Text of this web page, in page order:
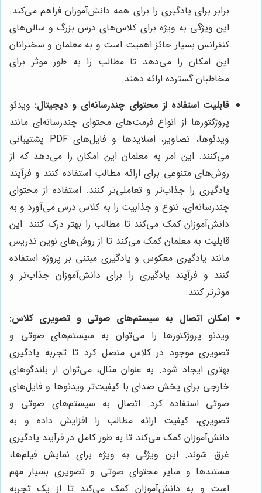
برابر برای یادگیری را برای همه دانش‌آموزان فراهم می‌کند.
این ویژگی به ویژه برای کلاس‌های درس بزرگ و سالن‌های
کنفرانس بسیار حائز اهمیت است و به معلمان و سخنرانان
این امکان را می‌دهد تا مطالب را به طور موثر برای
مخاطبان گسترده ارائه دهند.
قابلیت استفاده از محتوای چندرسانه‌ای و دیجیتال: ویدئو
پروژکتورها از انواع فرمت‌های محتوای چندرسانه‌ای مانند
ویدئوها، تصاویر، اسلایدها و فایل‌های PDF پشتیبانی
می‌کنند. این امر به معلمان این امکان را می‌دهد که از
روش‌های متنوعی برای ارائه مطالب استفاده کنند و فرآیند
یادگیری را جذاب‌تر و تعاملی‌تر کنند. استفاده از محتوای
چندرسانه‌ای، تنوع و جذابیت را به کلاس درس می‌آورد و به
دانش‌آموزان کمک می‌کند تا مطالب را بهتر درک کنند. این
قابلیت به معلمان کمک می‌کند تا از روش‌های نوین تدریس
مانند یادگیری معکوس و یادگیری مبتنی بر پروژه استفاده
کنند و فرآیند یادگیری را برای دانش‌آموزان جذاب‌تر و
موثرتر کنند.
امکان اتصال به سیستم‌های صوتی و تصویری کلاس:
ویدئو پروژکتورها را می‌توان به سیستم‌های صوتی و
تصویری موجود در کلاس متصل کرد تا تجربه یادگیری
بهتری ایجاد شود. به عنوان مثال، می‌توان از بلندگوهای
خارجی برای پخش صدای با کیفیت‌تر ویدئوها و فایل‌های
صوتی استفاده کرد. اتصال به سیستم‌های صوتی و
تصویری، کیفیت ارائه مطالب را افزایش داده و به
دانش‌آموزان کمک می‌کند تا به طور کامل در فرآیند یادگیری
غرق شوند. این ویژگی به ویژه برای نمایش فیلم‌ها،
مستندها و سایر محتوای صوتی و تصویری بسیار مهم
است و به دانش‌آموزان کمک می‌کند تا از یک تجربه